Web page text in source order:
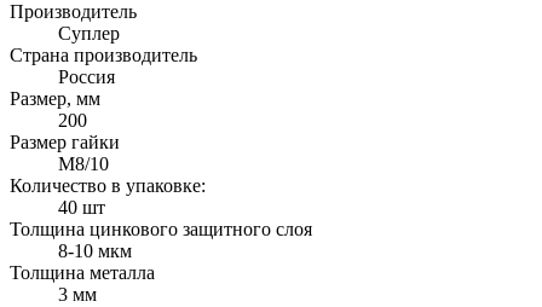
Производитель
Суплер
Страна производитель
Россия
Размер, мм
200
Размер гайки
М8/10
Количество в упаковке:
40 шт
Толщина цинкового защитного слоя
8-10 мкм
Толщина металла
3 мм